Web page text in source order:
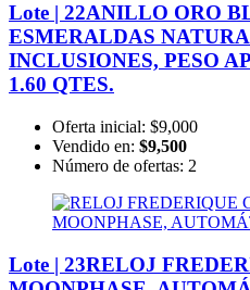
Lote | 22ANILLO ORO
ESMERALDAS
INCLUSIONES, PESO
1.60 QTES.
Oferta inicial: $9,000
Vendido en: $9,500
Número de ofertas: 2
Lote | 23RELOJ